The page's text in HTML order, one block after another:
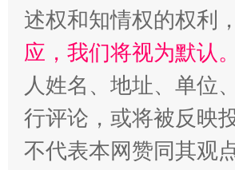
招工难、用工荒背后
述权和知情权的权利，
应，我们将视为默认
人姓名、地址、单位
行评论，或将被反映
不代表本网赞同其观